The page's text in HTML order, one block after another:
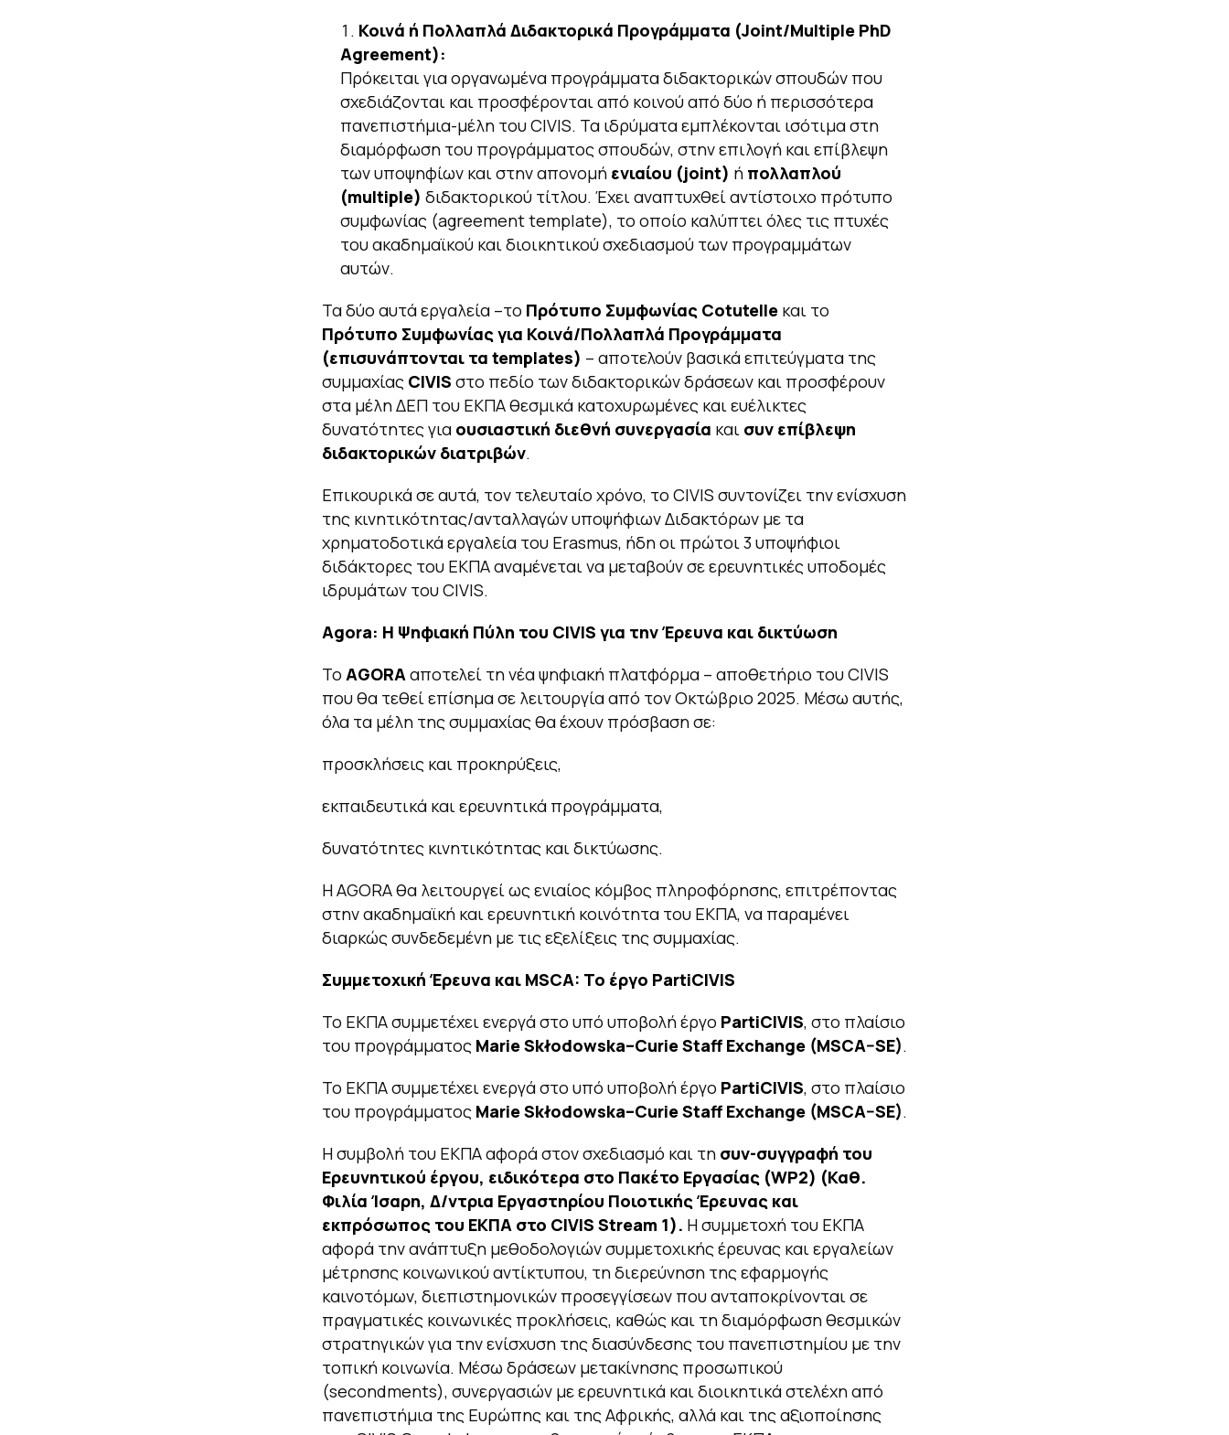
Κοινά ή Πολλαπλά Διδακτορικά Προγράμματα (Joint/Multiple PhD
Agreement):
Πρόκειται για οργανωμένα προγράμματα διδακτορικών σπουδών που
σχεδιάζονται και προσφέρονται από κοινού από δύο ή περισσότερα
πανεπιστήμια-μέλη του CIVIS. Τα ιδρύματα εμπλέκονται ισότιμα στη
διαμόρφωση του προγράμματος σπουδών, στην επιλογή και επίβλεψη
των υποψηφίων και στην απονομή ενιαίου (joint) ή πολλαπλού
(multiple) διδακτορικού τίτλου. Έχει αναπτυχθεί αντίστοιχο πρότυπο
συμφωνίας (agreement template), το οποίο καλύπτει όλες τις πτυχές
του ακαδημαϊκού και διοικητικού σχεδιασμού των προγραμμάτων
αυτών.
Τα δύο αυτά εργαλεία –το Πρότυπο Συμφωνίας Cotutelleκαι το
Πρότυπο Συμφωνίας για Κοινά/Πολλαπλά Προγράμματα
(επισυνάπτονται τα templates) – αποτελούν βασικά επιτεύγματα της
συμμαχίας CIVIS στο πεδίο των διδακτορικών δράσεων και προσφέρουν
στα μέλη ΔΕΠ του ΕΚΠΑ θεσμικά κατοχυρωμένες και ευέλικτες
δυνατότητες για ουσιαστική διεθνή συνεργασία και συν επίβλεψη
διδακτορικών διατριβών.
Επικουρικά σε αυτά, τον τελευταίο χρόνο, το CIVIS συντονίζει την ενίσχυση
της κινητικότητας/ανταλλαγών υποψήφιων Διδακτόρων με τα
χρηματοδοτικά εργαλεία του Erasmus, ήδη οι πρώτοι 3 υποψήφιοι
διδάκτορες του ΕΚΠΑ αναμένεται να μεταβούν σε ερευνητικές υποδομές
ιδρυμάτων του CIVIS.
Agora: Η Ψηφιακή Πύλη του CIVIS για την Έρευνα και δικτύωση
Το AGORA αποτελεί τη νέα ψηφιακή πλατφόρμα – αποθετήριο του CIVIS
που θα τεθεί επίσημα σε λειτουργία από τον Οκτώβριο 2025. Μέσω αυτής,
όλα τα μέλη της συμμαχίας θα έχουν πρόσβαση σε:
προσκλήσεις και προκηρύξεις,
εκπαιδευτικά και ερευνητικά προγράμματα,
δυνατότητες κινητικότητας και δικτύωσης.
Η AGORA θα λειτουργεί ως ενιαίος κόμβος πληροφόρησης, επιτρέποντας
στην ακαδημαϊκή και ερευνητική κοινότητα του ΕΚΠΑ, να παραμένει
διαρκώς συνδεδεμένη με τις εξελίξεις της συμμαχίας.
Συμμετοχική Έρευνα και MSCA: Το έργο PartiCIVIS
Το ΕΚΠΑ συμμετέχει ενεργά στο υπό υποβολή έργο PartiCIVIS, στο πλαίσιο
του προγράμματος MarieSkłodowska–CurieStaff Exchange(MSCA–SE).
Το ΕΚΠΑ συμμετέχει ενεργά στο υπό υποβολή έργο PartiCIVIS, στο πλαίσιο
του προγράμματος MarieSkłodowska–CurieStaff Exchange(MSCA–SE).
Η συμβολή του ΕΚΠΑ αφορά στον σχεδιασμό και τη συν-συγγραφή του
Ερευνητικού έργου, ειδικότερα στο Πακέτο Εργασίας (WP2) (Καθ.
Φιλία Ίσαρη, Δ/ντρια Εργαστηρίου Ποιοτικής Έρευνας και
εκπρόσωπος του ΕΚΠΑ στο CIVIS Stream 1). Η συμμετοχή του ΕΚΠΑ
αφορά την ανάπτυξη μεθοδολογιών συμμετοχικής έρευνας και εργαλείων
μέτρησης κοινωνικού αντίκτυπου, τη διερεύνηση της εφαρμογής
καινοτόμων, διεπιστημονικών προσεγγίσεων που ανταποκρίνονται σε
πραγματικές κοινωνικές προκλήσεις, καθώς και τη διαμόρφωση θεσμικών
στρατηγικών για την ενίσχυση της διασύνδεσης του πανεπιστημίου με την
τοπική κοινωνία. Μέσω δράσεων μετακίνησης προσωπικού
(secondments), συνεργασιών με ερευνητικά και διοικητικά στελέχη από
πανεπιστήμια της Ευρώπης και της Αφρικής, αλλά και της αξιοποίησης